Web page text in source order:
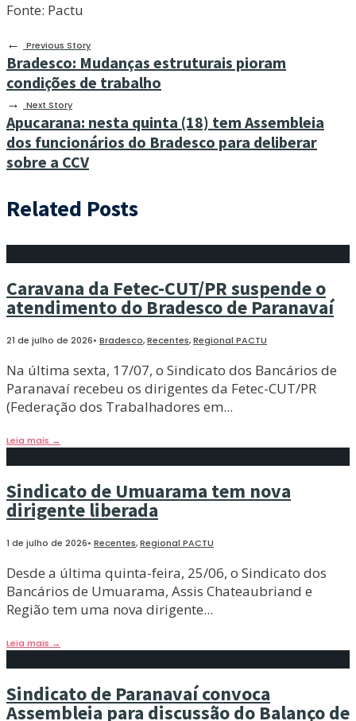
Fonte: Pactu
←
Previous Story
Bradesco: Mudanças estruturais pioram
condições de trabalho
→ Next Story
Apucarana: nesta quinta (18) tem Assembleia
dos funcionários do Bradesco para deliberar
sobre a CCV
Related Posts
Caravana da Fetec-CUT/PR suspende o
atendimento do Bradesco de Paranavaí
21 de julho de 2026• Bradesco,Recentes,Regional PACTU
Na última sexta, 17/07, o Sindicato dos Bancários de
Paranavaí recebeu os dirigentes da Fetec-CUT/PR
(Federação dos Trabalhadores em...
Leia mais →
Sindicato de Umuarama tem nova
dirigente liberada
1 de julho de 2026• Recentes,Regional PACTU
Desde a última quinta-feira, 25/06, o Sindicato dos
Bancários de Umuarama, Assis Chateaubriand e
Região tem uma nova dirigente...
Leia mais →
Sindicato de Paranavaí convoca
Assembleia para discussão do Balanço de